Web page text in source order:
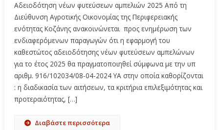
Αδειοδότηση νέων φυτεύσεων αμπελιών 2025 Από τη
Διεύθυνση Αγροτικής Οικονομίας της Περιφερειακής
ενότητας Κοζάνης ανακοινώνεται προς ενημέρωση των
ενδιαφερόμενων παραγωγών ότι η εφαρμογή του
καθεστώτος αδειοδότησης νέων φυτεύσεων αμπελώνων
για το έτος 2025 θα πραγματοποιηθεί σύμφωνα με την υπ
αριθμ. 916/102034/08-04-2024 ΥΑ στην οποία καθορίζονται
: η διαδικασία των αιτήσεων, τα κριτήρια επιλεξιμότητας και
προτεραιότητας, […]
Διαβάστε περισσότερα